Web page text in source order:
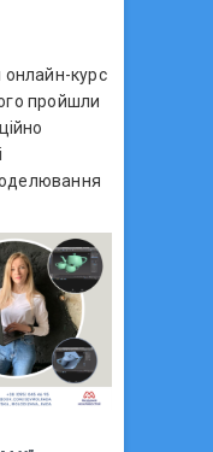
онлайн-курс
пройшли